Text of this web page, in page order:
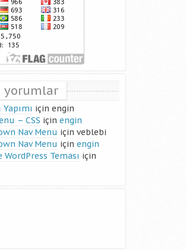
yorumlar
için engin
– CSS için engin
Nav Menu için veblebi
Nav Menu için engin
Teması için